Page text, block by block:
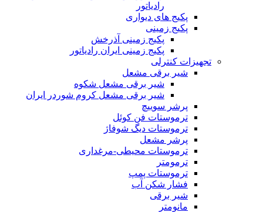
رادیاتور
پکیج های دیواری
پکیج زمینی
پکیج زمینی آذرخش
پکیج زمینی ایران رادیاتور
تجهیزات کنترلی
شیر برقی مشعل
شیر برقی مشعل شکوه
شیر برقی مشعل کروم شوردر ایران
پرشر سوییچ
ترموستات فن کوئل
ترموستات دیگ شوفاژ
پرشر مشعل
ترموستات محیطی-مرغداری
ترمومتر
ترموستات پمپ
فشار شکن آب
شیر برقی
مانومتر